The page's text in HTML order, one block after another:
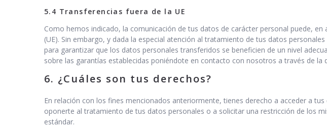
5.4 Transferencias fuera de la UE
Como hemos indicado, la comunicación de tus datos de carácter personal puede,
(UE). Sin embargo, y dada la especial atención al tratamiento de tus datos
para garantizar que los datos personales transferidos se beneficien de un nivel
sobre las garantías establecidas poniéndote en contacto con nosotros a través de
6. ¿Cuáles son tus derechos?
En relación con los fines mencionados anteriormente, tienes derecho a acceder a
oponerte al tratamiento de tus datos personales o a solicitar una restricción de los
estándar.